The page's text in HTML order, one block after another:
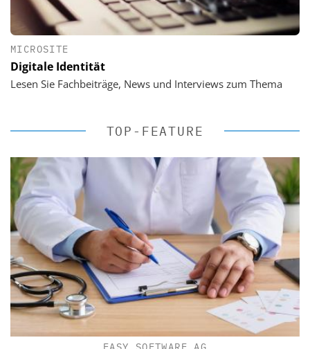
MICROSITE
Digitale Identität
Lesen Sie Fachbeiträge, News und Interviews zum Thema
TOP-FEATURE